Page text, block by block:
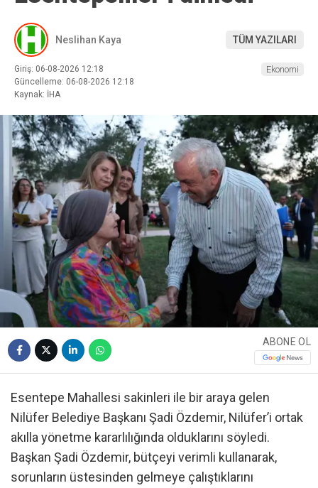
Neslihan Kaya TÜM YAZILARI
Giriş: 06-08-2026 12:18
Güncelleme: 06-08-2026 12:18
Kaynak: İHA
Ekonomi
ABONE OL
Esentepe Mahallesi sakinleri ile bir araya gelen
Nilüfer Belediye Başkanı Şadi Özdemir, Nilüfer’i ortak
akılla yönetme kararlılığında olduklarını söyledi.
Başkan Şadi Özdemir, bütçeyi verimli kullanarak,
sorunların üstesinden gelmeye çalıştıklarını